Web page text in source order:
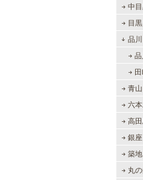
中
目
品
青
六
高
銀
築
丸